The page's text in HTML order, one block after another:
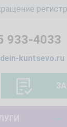
933-4033
kuntsevo.ru